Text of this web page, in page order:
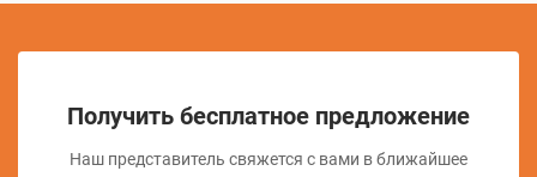
Получить бесплатное предложение
Наш представитель свяжется с вами в ближайшее